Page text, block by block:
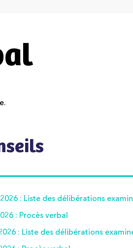
: Liste des délibérations
: Procès verbal
: Liste des délibérations